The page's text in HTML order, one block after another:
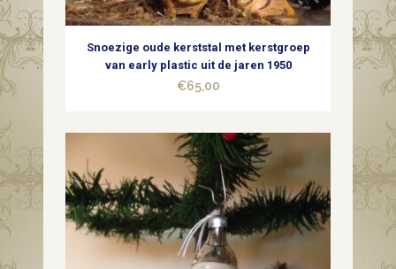
Snoezige oude kerststal met kerstgroep
van early plastic uit de jaren 1950
€65,00